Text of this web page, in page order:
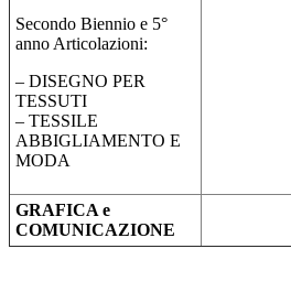
Secondo Biennio e 5°
anno Articolazioni:
– DISEGNO PER
TESSUTI
– TESSILE
ABBIGLIAMENTO E
MODA
GRAFICA e
COMUNICAZIONE